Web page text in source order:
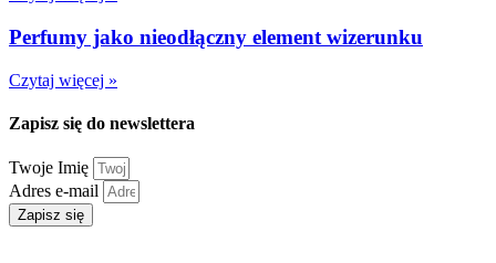
Perfumy jako nieodłączny element wizerunku
Czytaj więcej »
Zapisz się do newslettera
Twoje Imię
Adres e-mail
Zapisz się